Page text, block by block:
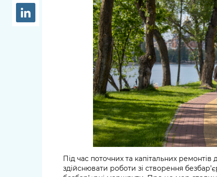
Проєкти розпоряджень, що
перебувають на погодженні
КМВА
Освіта
заклади
Дороги,
парковки
Під час поточних та капітальних ремонтів
здійснювати роботи зі створення